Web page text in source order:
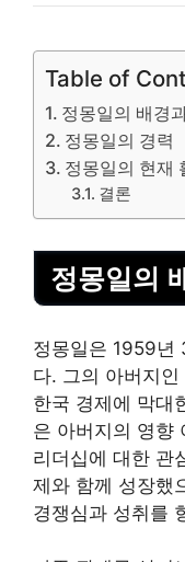
Table of
정몽일의 배경
정몽일의 경력
정몽일의 현재
결론
정몽일의
정몽일은 1959년
다. 그의 아버지
한국 경제에 막대
은 아버지의 영향
리더십에 대한 관
제와 함께 성장했
경쟁심과 성취를